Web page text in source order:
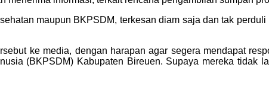
maupun BKPSDM, terkesan diam saja dan tak
ke media, dengan harapan agar segera mendapat
(BKPSDM) Kabupaten Bireuen. Supaya mereka tidak